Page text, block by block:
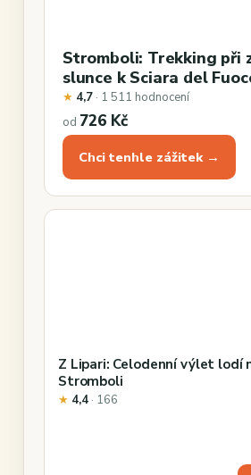
Stromboli: Trekking při
slunce k Sciara del
★ 4,7 · 1 511 hodnocení
od 726 Kč
Chci tenhle zážitek →
Z Lipari: Celodenní výlet lodí
Stromboli
★ 4,4 · 166